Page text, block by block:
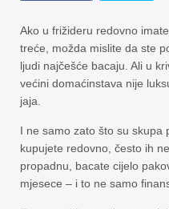
Ako u frižideru redovno
treće, možda mislite da ste
ljudi najčešće bacaju. Ali u
većini domaćinstava nije
jaja.
I ne samo zato što su skupa
kupujete redovno, često ih
propadnu, bacate cijelo
mjesece – i to ne samo